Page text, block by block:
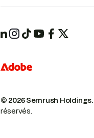
© 2026 Semrush Holdings.
réservés.